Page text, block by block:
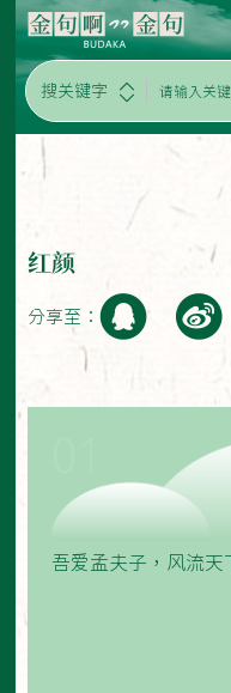
搜关键字
红颜
分享至：
吾爱孟夫子，风流天